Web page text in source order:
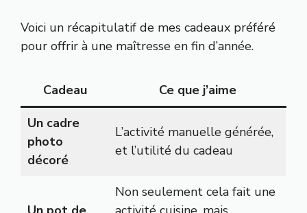
Voici un récapitulatif de mes cadeaux préféré
pour offrir à une maîtresse en fin d’année.
Cadeau
Ce que j’aime
Un cadre
photo
décoré
L’activité manuelle générée,
et l’utilité du cadeau
Non seulement cela fait une